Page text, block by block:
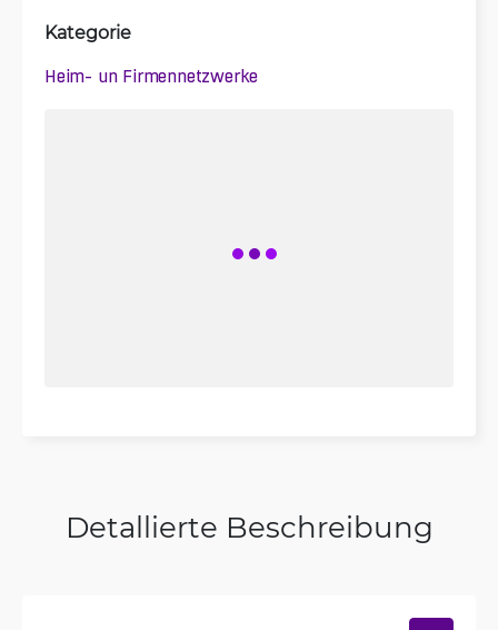
Kategorie
Heim- un Firmennetzwerke
Detallierte Beschreibung